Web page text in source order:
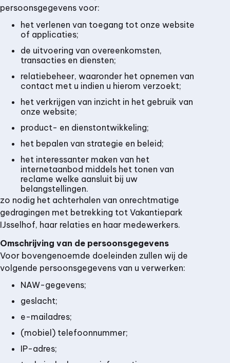
persoonsgegevens voor:
het verlenen van toegang tot onze website
of applicaties;
de uitvoering van overeenkomsten,
transacties en diensten;
relatiebeheer, waaronder het opnemen van
contact met u indien u hierom verzoekt;
het verkrijgen van inzicht in het gebruik van
onze website;
product- en dienstontwikkeling;
het bepalen van strategie en beleid;
het interessanter maken van het
internetaanbod middels het tonen van
reclame welke aansluit bij uw
belangstellingen.
zo nodig het achterhalen van onrechtmatige
gedragingen met betrekking tot Vakantiepark
IJsselhof, haar relaties en haar medewerkers.
Omschrijving van de persoonsgegevens
Voor bovengenoemde doeleinden zullen wij de
volgende persoonsgegevens van u verwerken:
NAW-gegevens;
geslacht;
e-mailadres;
(mobiel) telefoonnummer;
IP-adres;